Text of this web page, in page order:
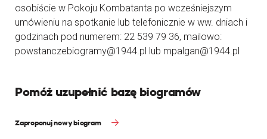
osobiście w Pokoju Kombatanta po wcześniejszym
umówieniu na spotkanie lub telefonicznie w ww. dniach i
godzinach pod numerem: 22 539 79 36, mailowo:
powstanczebiogramy@1944.pl lub mpalgan@1944.pl
Pomóż uzupełnić bazę biogramów
Zaproponuj nowy biogram